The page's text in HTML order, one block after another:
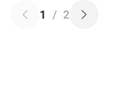
1 / 2